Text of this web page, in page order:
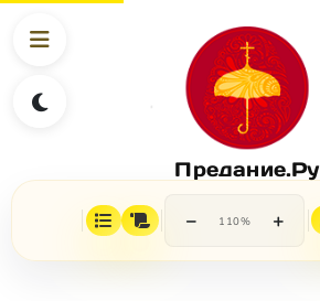
Предание.Ру
− 110% +